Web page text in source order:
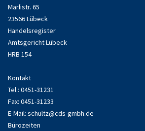
Marlistr. 65
23566 Lübeck
Handelsregister
Amtsgericht Lübeck
HRB 154
Kontakt
Tel.: 0451-31231
Fax: 0451-31233
E-Mail: schultz@cds-gmbh.de
Bürozeiten